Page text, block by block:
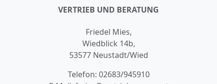
VERTRIEB UND BERATUNG
Friedel Mies,
Wiedblick 14b,
53577 Neustadt/Wied
Telefon: 02683/945910